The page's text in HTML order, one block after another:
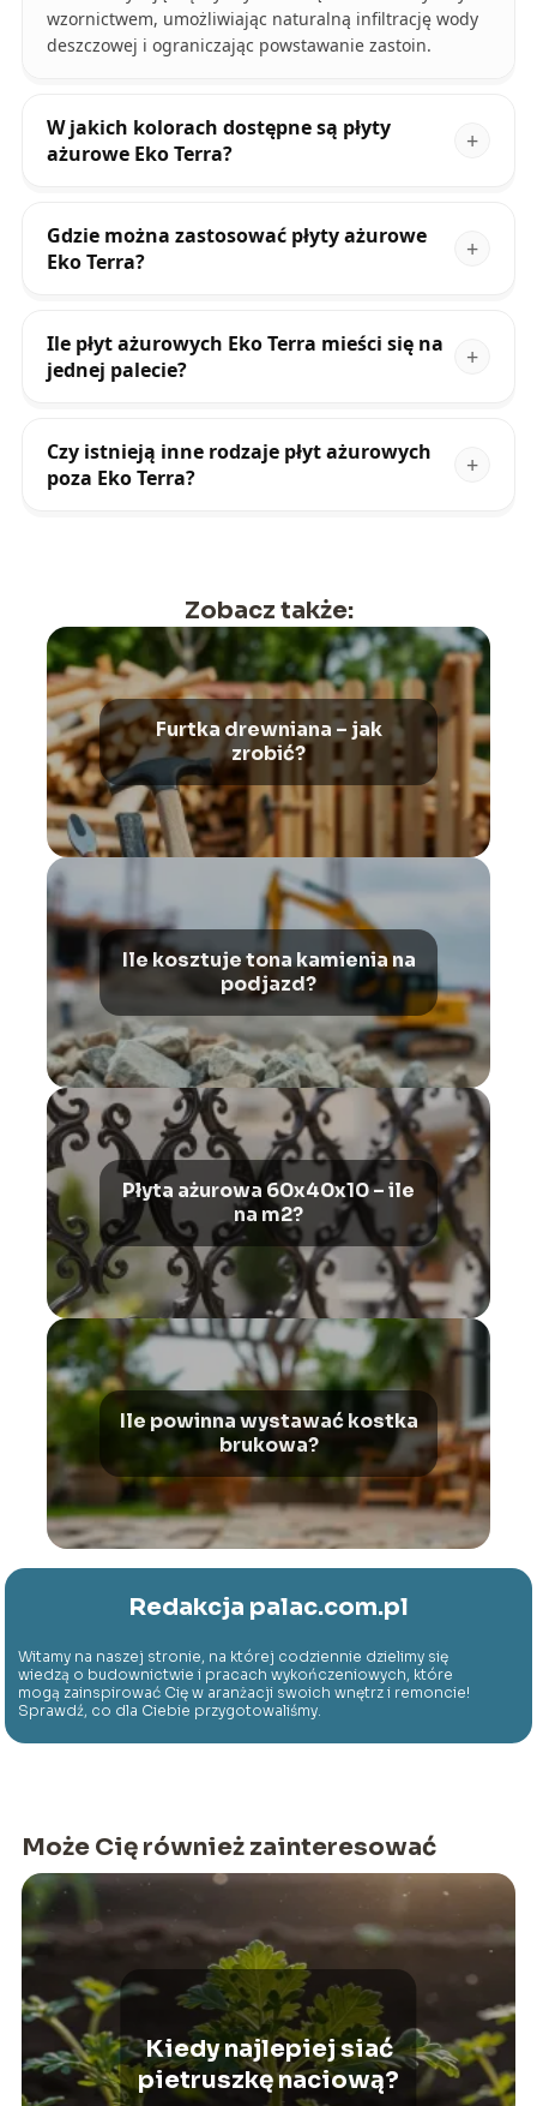
wzornictwem, umożliwiając naturalną infiltrację wody
deszczowej i ograniczając powstawanie zastoin.
W jakich kolorach dostępne są płyty
ażurowe Eko Terra?
Gdzie można zastosować płyty ażurowe
Eko Terra?
Ile płyt ażurowych Eko Terra mieści się na
jednej palecie?
Czy istnieją inne rodzaje płyt ażurowych
poza Eko Terra?
Zobacz także:
Furtka drewniana – jak
zrobić?
Ile kosztuje tona kamienia na
podjazd?
Płyta ażurowa 60x40x10 – ile
na m2?
Ile powinna wystawać kostka
brukowa?
Redakcja palac.com.pl
Witamy na naszej stronie, na której codziennie dzielimy się
wiedzą o budownictwie i pracach wykończeniowych, które
mogą zainspirować Cię w aranżacji swoich wnętrz i remoncie!
Sprawdź, co dla Ciebie przygotowaliśmy.
Może Cię również zainteresować
Kiedy najlepiej siać
pietruszkę naciową?